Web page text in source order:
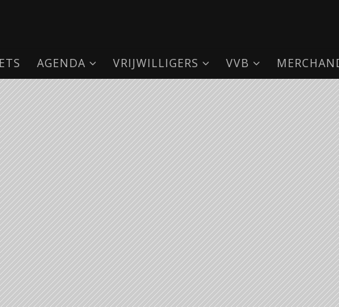
AGENDA VRIJWILLIGERS VVB